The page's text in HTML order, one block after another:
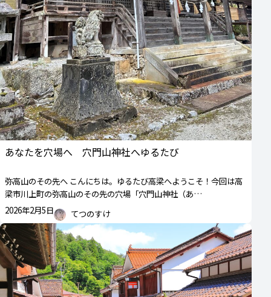
あなたを穴場へ 穴門山神社へゆるたび
弥高山のその先へ こんにちは。ゆるたび高梁へようこそ！今回は高
梁市川上町の弥高山のその先の穴場「穴門山神社（あ…
2026年2月5日
てつのすけ